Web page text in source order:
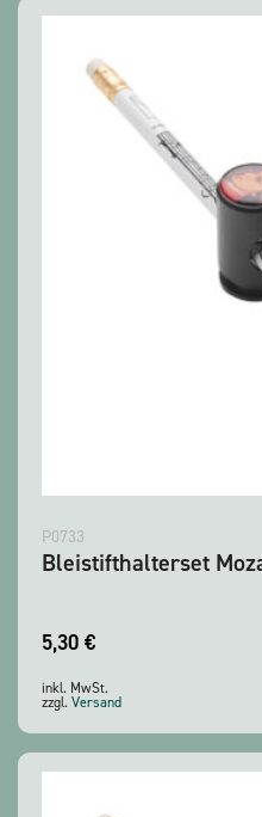
P0733
Bleistifthalterset
5,30 €
inkl. MwSt.
zzgl. Versand